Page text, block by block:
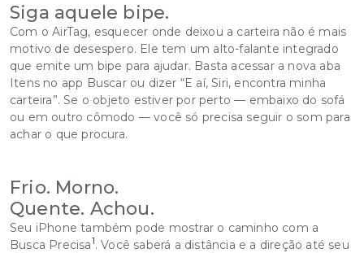
Siga aquele bipe.
Com o AirTag, esquecer onde deixou a carteira não é mais
motivo de desespero. Ele tem um alto-falante integrado
que emite um bipe para ajudar. Basta acessar a nova aba
Itens no app Buscar ou dizer “E aí, Siri, encontra minha
carteira”. Se o objeto estiver por perto — embaixo do sofá
ou em outro cômodo — você só precisa seguir o som para
achar o que procura.
Frio. Morno.
Quente. Achou.
Seu iPhone também pode mostrar o caminho com a
Busca Precisa1. Você saberá a distância e a direção até seu